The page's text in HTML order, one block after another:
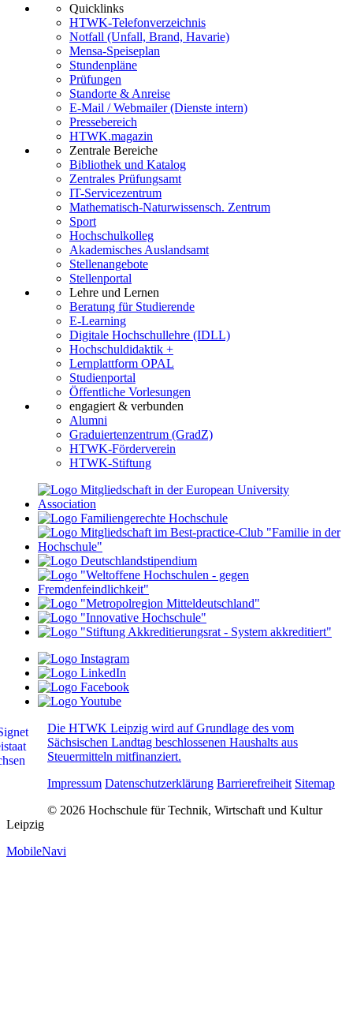
Quicklinks
HTWK-Telefonverzeichnis
Notfall (Unfall, Brand, Havarie)
Mensa-Speiseplan
Stundenpläne
Prüfungen
Standorte & Anreise
E-Mail / Webmailer (Dienste intern)
Pressebereich
HTWK.magazin
Zentrale Bereiche
Bibliothek und Katalog
Zentrales Prüfungsamt
IT-Servicezentrum
Mathematisch-Naturwissensch. Zentrum
Sport
Hochschulkolleg
Akademisches Auslandsamt
Stellenangebote
Stellenportal
Lehre und Lernen
Beratung für Studierende
E-Learning
Digitale Hochschullehre (IDLL)
Hochschuldidaktik +
Lernplattform OPAL
Studienportal
Öffentliche Vorlesungen
engagiert & verbunden
Alumni
Graduiertenzentrum (GradZ)
HTWK-Förderverein
HTWK-Stiftung
Die HTWK Leipzig wird auf Grundlage des vom
Sächsischen Landtag beschlossenen Haushalts aus
Steuermitteln mitfinanziert.
Impressum Datenschutzerklärung Barrierefreiheit Sitemap
© 2026 Hochschule für Technik, Wirtschaft und Kultur
Leipzig
MobileNavi